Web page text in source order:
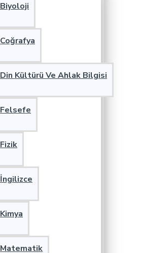
Biyoloji
Coğrafya
Din Kültürü Ve Ahlak Bilgisi
Felsefe
Fizik
İngilizce
Kimya
Matematik